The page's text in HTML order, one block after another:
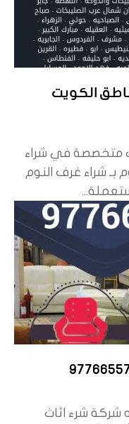
الكويت
متخصصة في شراء
شراء غرف النوم
شركة شرء اثاث